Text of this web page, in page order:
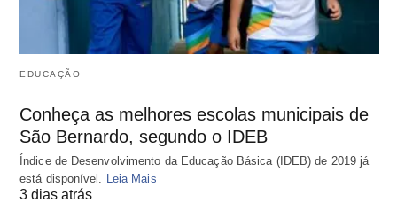
EDUCAÇÃO
Conheça as melhores escolas municipais de
São Bernardo, segundo o IDEB
Índice de Desenvolvimento da Educação Básica (IDEB) de 2019 já
está disponível. Leia Mais
3 dias atrás